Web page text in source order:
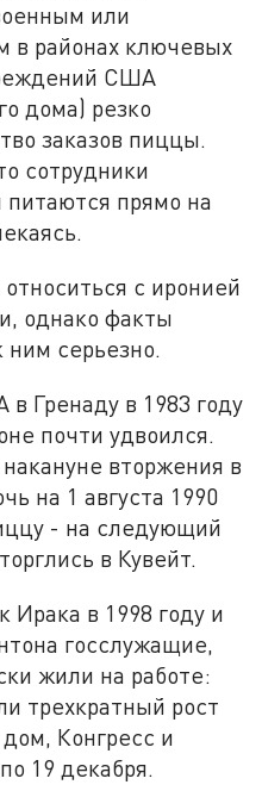
или
в районах ключевых
США
дома) резко
заказов пиццы.
сотрудники
питаются прямо на
с иронией
однако факты
ним серьезно.
Гренаду в 1983 году
почти удвоился.
вторжения в
на 1 августа 1990
- на следующий
в Кувейт.
Ирака в 1998 году и
госслужащие,
жили на работе:
трехкратный рост
Конгресс и
19 декабря.